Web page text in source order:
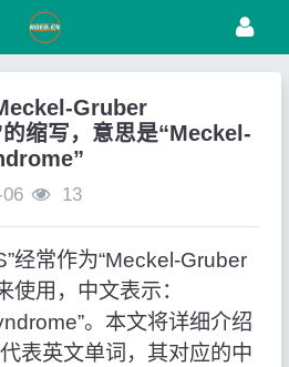
Gruber
缩写，意思是“Meckel-
13
经常作为“Meckel-Gruber
使用，中文表示：
。本文将详细介绍
表英文单词，其对应的中